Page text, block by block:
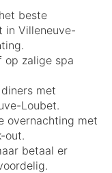
beste
in Villeneuve-
op zalige spa
met
Loubet.
overnachting met
out.
betaal er